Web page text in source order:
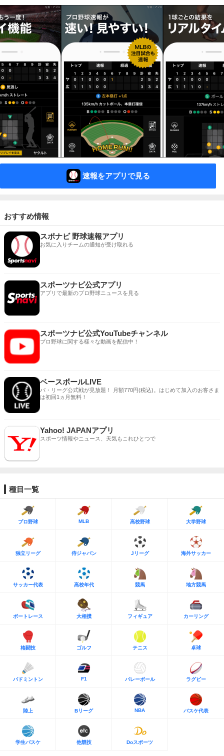
速報をアプリで見る
おすすめ情報
スポナビ 野球速報アプリ
お気に入りチームの通知が受け取れる
スポーツナビ公式アプリ
アプリで最新のプロ野球ニュースを見る
スポーツナビ公式YouTubeチャンネル
プロ野球に関する様々な動画を配信中！
ベースボールLIVE
パ・リーグ公式戦が見放題！ 月額770円(税込)。はじめて加入のお客さま
は初回1ヵ月無料！
Yahoo! JAPANアプリ
スポーツ情報やニュース、天気もこれひとつで
種目一覧
プロ野球 MLB 高校野球 大学野球
独立リーグ 侍ジャパン Jリーグ 海外サッカー
サッカー代表 高校年代 競馬 地方競馬
ボートレース 大相撲 フィギュア カーリング
格闘技 ゴルフ テニス 卓球
バドミントン F1 バレーボール ラグビー
陸上 Bリーグ NBA バスケ代表
学生バスケ 他競技 Doスポーツ